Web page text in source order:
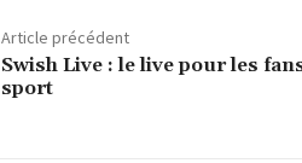
Article précédent
Swish Live : le live pour les
sport